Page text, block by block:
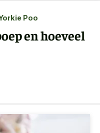
Poo
en hoeveel